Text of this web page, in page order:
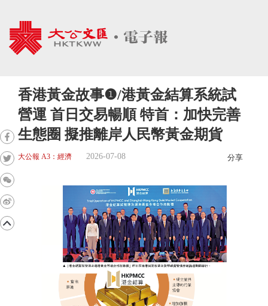
香港黃金故事❶/港黃金結算系統試
營運 首日交易暢順 特首：加快完善
生態圈 擬推離岸人民幣黃金期貨
大公報 A3：經濟 2026-07-08 分享